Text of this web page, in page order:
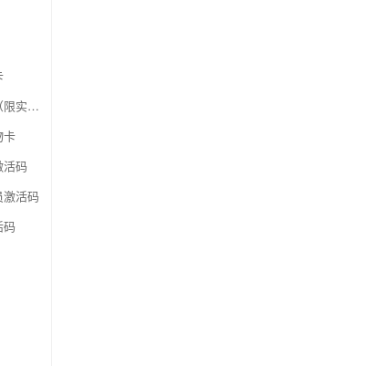
生活杉德卡兑换永辉超市卡（限实体卡）
卡
活码
激活码
码